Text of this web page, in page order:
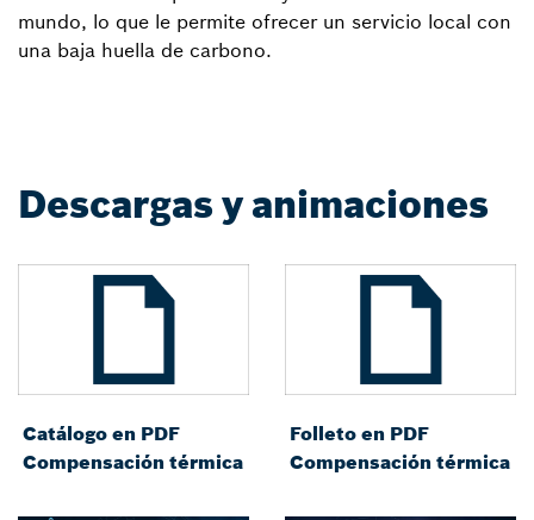
mundo, lo que le permite ofrecer un servicio local con
una baja huella de carbono.
Descargas y animaciones
Catálogo en PDF
Compensación térmica
Folleto en PDF
Compensación térmica